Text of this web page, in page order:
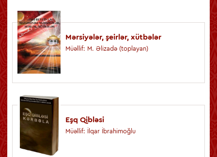
Mərsiyələr, şeirlər, xütbələr
Müəllif: M. Əlizadə (toplayan)
Eşq Qibləsi
Müəllif: İlqar İbrahimoğlu